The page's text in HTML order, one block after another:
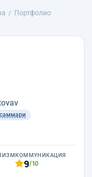
Портфолио
КОММУНИКАЦИЯ
9/10